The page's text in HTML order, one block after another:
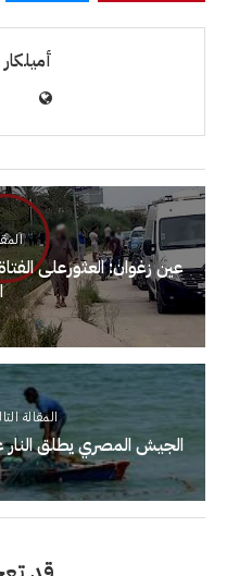
أميلكار
عين زغوان: العثورعلى
المقالة
الجيش المصري يطلق